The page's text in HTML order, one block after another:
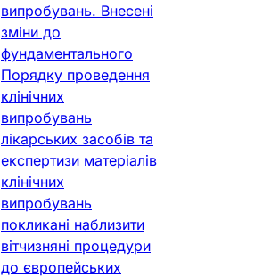
випробувань. Внесені
зміни до
фундаментального
Порядку проведення
клінічних
випробувань
лікарських засобів та
експертизи матеріалів
клінічних
випробувань
покликані наблизити
вітчизняні процедури
до європейських